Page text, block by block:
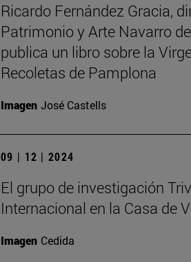
Ricardo Fernández Gracia,
Patrimonio y Arte Navarro
publica un libro sobre la
Recoletas de Pamplona
Imagen José Castells
09 | 12 | 2024
El grupo de investigación
Internacional en la Casa de
Imagen Cedida